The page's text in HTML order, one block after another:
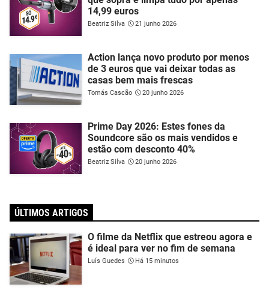
14,99 euros
Beatriz Silva 21 junho 2026
Action lança novo produto por menos
de 3 euros que vai deixar todas as
casas bem mais frescas
Tomás Cascão 20 junho 2026
Prime Day 2026: Estes fones da
Soundcore são os mais vendidos e
estão com desconto 40%
Beatriz Silva 20 junho 2026
ÚLTIMOS ARTIGOS
O filme da Netflix que estreou agora e
é ideal para ver no fim de semana
Luís Guedes Há 15 minutos